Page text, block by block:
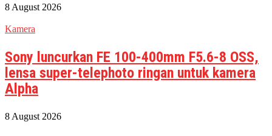
8 August 2026
Kamera
Sony luncurkan FE 100-400mm F5.6-8 OSS,
lensa super-telephoto ringan untuk kamera
Alpha
8 August 2026